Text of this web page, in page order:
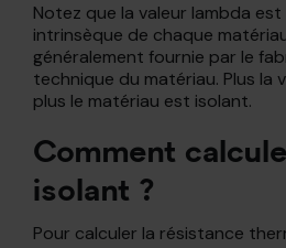
Notez que la valeur lambda
intrinsèque de chaque
généralement fournie par le
technique du matériau. Plus la
plus le matériau est isolant.
Comment
isolant ?
Pour calculer la résistance